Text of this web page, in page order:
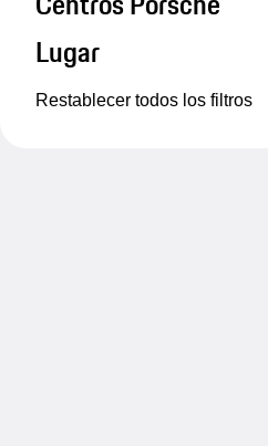
Lugar
Restablecer todos los filtros